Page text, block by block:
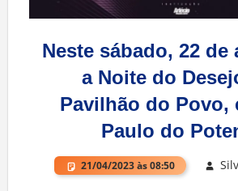
Neste sábado, 22 de
a Noite do
Pavilhão do Povo,
Paulo do
21/04/2023 às 08:50